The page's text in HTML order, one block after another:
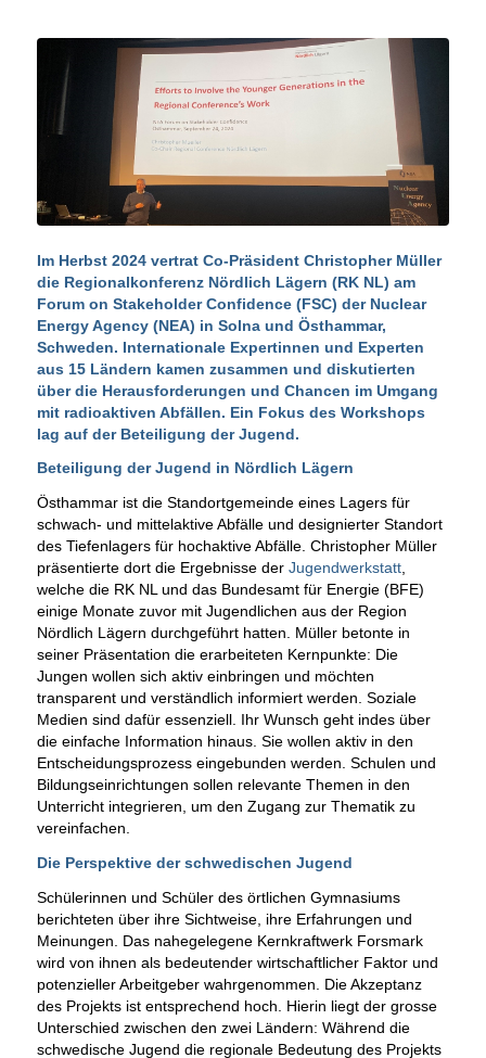
Im Herbst 2024 vertrat Co-Präsident Christopher Müller
die Regionalkonferenz Nördlich Lägern (RK NL) am
Forum on Stakeholder Confidence (FSC) der Nuclear
Energy Agency (NEA) in Solna und Östhammar,
Schweden. Internationale Expertinnen und Experten
aus 15 Ländern kamen zusammen und diskutierten
über die Herausforderungen und Chancen im Umgang
mit radioaktiven Abfällen. Ein Fokus des Workshops
lag auf der Beteiligung der Jugend.
Beteiligung der Jugend in Nördlich Lägern
Östhammar ist die Standortgemeinde eines Lagers für
schwach- und mittelaktive Abfälle und designierter Standort
des Tiefenlagers für hochaktive Abfälle. Christopher Müller
präsentierte dort die Ergebnisse der Jugendwerkstatt,
welche die RK NL und das Bundesamt für Energie (BFE)
einige Monate zuvor mit Jugendlichen aus der Region
Nördlich Lägern durchgeführt hatten. Müller betonte in
seiner Präsentation die erarbeiteten Kernpunkte: Die
Jungen wollen sich aktiv einbringen und möchten
transparent und verständlich informiert werden. Soziale
Medien sind dafür essenziell. Ihr Wunsch geht indes über
die einfache Information hinaus. Sie wollen aktiv in den
Entscheidungsprozess eingebunden werden. Schulen und
Bildungseinrichtungen sollen relevante Themen in den
Unterricht integrieren, um den Zugang zur Thematik zu
vereinfachen.
Die Perspektive der schwedischen Jugend
Schülerinnen und Schüler des örtlichen Gymnasiums
berichteten über ihre Sichtweise, ihre Erfahrungen und
Meinungen. Das nahegelegene Kernkraftwerk Forsmark
wird von ihnen als bedeutender wirtschaftlicher Faktor und
potenzieller Arbeitgeber wahrgenommen. Die Akzeptanz
des Projekts ist entsprechend hoch. Hierin liegt der grosse
Unterschied zwischen den zwei Ländern: Während die
schwedische Jugend die regionale Bedeutung des Projekts